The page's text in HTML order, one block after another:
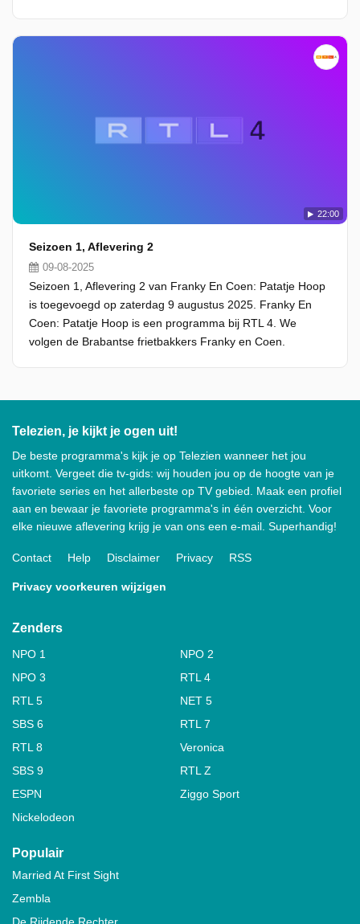
22:00
Seizoen 1, Aflevering 2
09-08-2025
Seizoen 1, Aflevering 2 van Franky En Coen: Patatje Hoop
is toegevoegd op zaterdag 9 augustus 2025. Franky En
Coen: Patatje Hoop is een programma bij RTL 4. We
volgen de Brabantse frietbakkers Franky en Coen.
Telezien, je kijkt je ogen uit!
De beste programma's kijk je op Telezien wanneer het jou
uitkomt. Vergeet die tv-gids: wij houden jou op de hoogte van je
favoriete series en het allerbeste op TV gebied. Maak een profiel
aan en bewaar je favoriete programma's in één overzicht. Voor
elke nieuwe aflevering krijg je van ons een e-mail. Superhandig!
Contact Help Disclaimer Privacy RSS
Privacy voorkeuren wijzigen
Zenders
NPO 1
NPO 2
NPO 3
RTL 4
RTL 5
NET 5
SBS 6
RTL 7
RTL 8
Veronica
SBS 9
RTL Z
ESPN
Ziggo Sport
Nickelodeon
Populair
Married At First Sight
Zembla